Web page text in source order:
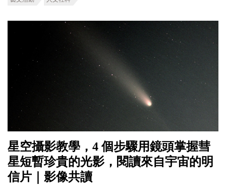
星空攝影教學，4 個步驟用鏡頭掌握彗
星短暫珍貴的光影，閱讀來自宇宙的明
信片｜影像共讀